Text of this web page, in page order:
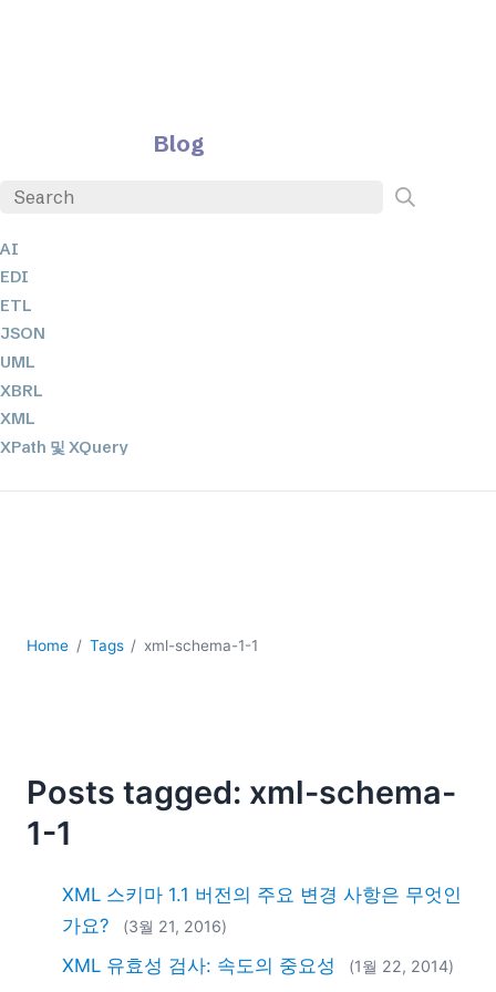
Blog
AI
EDI
ETL
JSON
UML
XBRL
XML
XPath 및 XQuery
데이터베이스 + SQL
2026
2025
2024
2022
2021
2019
Home Tags xml-schema-1-1
Posts tagged: xml-schema-
1-1
XML 스키마 1.1 버전의 주요 변경 사항은 무엇인
가요?
(3월 21, 2016)
XML 유효성 검사: 속도의 중요성 (1월 22, 2014)